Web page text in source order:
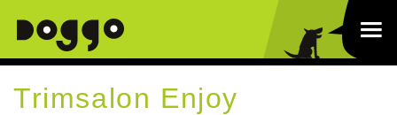
Trimsalon Enjoy